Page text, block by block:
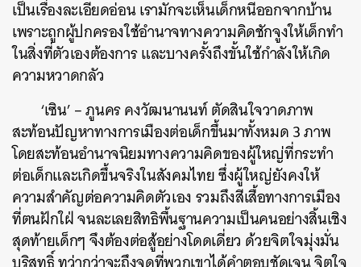
เป็นเรื่องละเอียดอ่อน เรามักจะเห็นเด็กหนีออกจากบ้าน
เพราะถูกผู้ปกครองใช้อำนาจทางความคิดชักจูงให้เด็กทำ
ในสิ่งที่ตัวเองต้องการ และบางครั้งถึงขั้นใช้กำลังให้เกิด
ความหวาดกลัว
‘เซิน’ – ภูนคร คงวัฒนานนท์ ตัดสินใจวาดภาพ
สะท้อนปัญหาทางการเมืองต่อเด็กขึ้นมาทั้งหมด 3 ภาพ
โดยสะท้อนอำนาจนิยมทางความคิดของผู้ใหญ่ที่กระทำ
ต่อเด็กและเกิดขึ้นจริงในสังคมไทย ซึ่งผู้ใหญ่ยังคงให้
ความสำคัญต่อความคิดตัวเอง รวมถึงสีเสื้อทางการเมือง
ที่ตนฝักใฝ่ จนละเลยสิทธิพื้นฐานความเป็นคนอย่างสิ้นเชิง
สุดท้ายเด็กๆ จึงต้องต่อสู้อย่างโดดเดี่ยว ด้วยจิตใจมุ่งมั่น